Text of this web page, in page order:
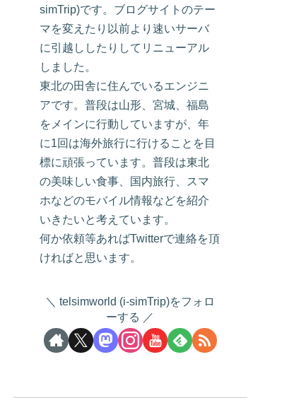
simTrip)です。ブログサイトのテー
マを変えたり以前より速いサーバ
に引越ししたりしてリニューアル
しました。
東北の田舎に住んでいるエンジニ
アです。普段は山形、宮城、福島
をメインに行動していますが、年
に1回は海外旅行に行けることを目
標に頑張っています。普段は東北
の美味しい食事、国内旅行、スマ
ホなどのモバイル情報などを紹介
いきたいと考えています。
何か依頼等あればTwitterで連絡を頂
ければと思います。
telsimworld (i-simTrip)をフォロ
ーする